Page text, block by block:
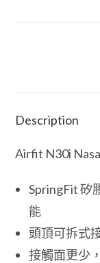
Description
Airfit N30i
SpringFit 矽
能
頭頂可拆式
接觸面更少